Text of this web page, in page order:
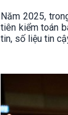
Năm 2025,
tiên kiểm toán
tin, số liệu tin